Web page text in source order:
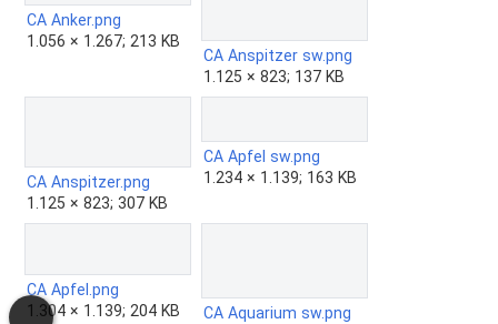
CA Anker.png
1.056 × 1.267; 213 KB
CA Anspitzer sw.png
1.125 × 823; 137 KB
CA Anspitzer.png
1.125 × 823; 307 KB
CA Apfel sw.png
1.234 × 1.139; 163 KB
CA Apfel.png
1.304 × 1.139; 204 KB
CA Aquarium sw.png